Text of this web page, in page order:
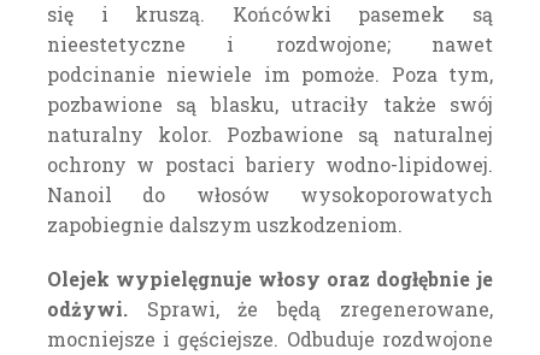
się i kruszą. Końcówki pasemek są
nieestetyczne i rozdwojone; nawet
podcinanie niewiele im pomoże. Poza tym,
pozbawione są blasku, utraciły także swój
naturalny kolor. Pozbawione są naturalnej
ochrony w postaci bariery wodno-lipidowej.
Nanoil do włosów wysokoporowatych
zapobiegnie dalszym uszkodzeniom.
Olejek wypielęgnuje włosy oraz dogłębnie je
odżywi.Sprawi, że będą zregenerowane,
mocniejsze i gęściejsze. Odbuduje rozdwojone